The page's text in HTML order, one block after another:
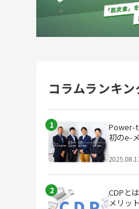
コラムランキン
1
Power-
初のe-
2
CDPと
メリッ